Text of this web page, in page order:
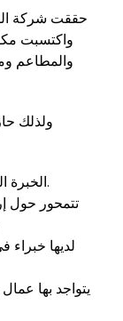
حققت شركة
واكتسبت
والمطاعم
ولذلك
الخبرة الضخمة في تصنيع وحدات استانلس بأعلى دقة.
تتمحور حول
لديها
يتواجد بها